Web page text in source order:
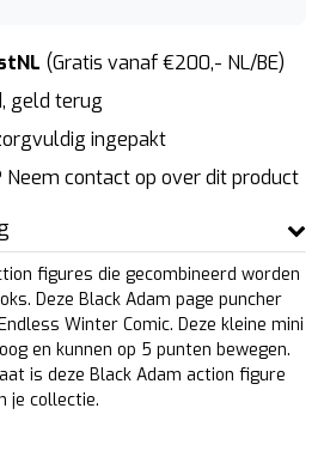
(Gratis vanaf €200,- NL/BE)
geld terug
ingepakt
Neem contact op over dit product
figures die gecombineerd worden
Deze Black Adam page puncher
Winter Comic. Deze kleine mini
en kunnen op 5 punten bewegen.
is deze Black Adam action figure
je collectie.